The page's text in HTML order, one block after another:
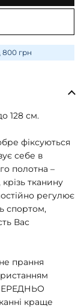
800 грн
128 см.
фіксуються
себе в
полотна –
тканину
регулює
спортом,
Вас
прання
краще